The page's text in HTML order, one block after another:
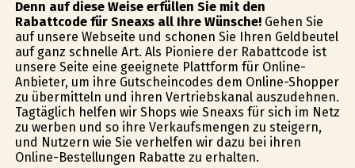
Denn auf diese Weise erfüllen Sie mit den
Rabattcode für Sneaxs all Ihre Wünsche!Gehen Sie
auf unsere Webseite und schonen Sie Ihren Geldbeutel
auf ganz schnelle Art. Als Pioniere der Rabattcode ist
unsere Seite eine geeignete Plattform für Online-
Anbieter, um ihre Gutscheincodes dem Online-Shopper
zu übermitteln und ihren Vertriebskanal auszudehnen.
Tagtäglich helfen wir Shops wie Sneaxs für sich im Netz
zu werben und so ihre Verkaufsmengen zu steigern,
und Nutzern wie Sie verhelfen wir dazu bei ihren
Online-Bestellungen Rabatte zu erhalten.